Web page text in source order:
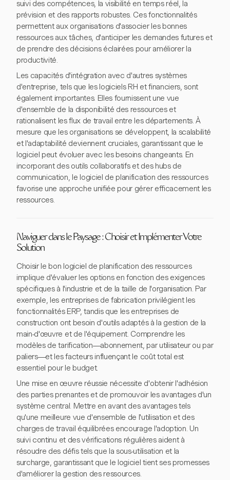
suivi des compétences, la visibilité en temps réel, la
prévision et des rapports robustes. Ces fonctionnalités
permettent aux organisations d'associer les bonnes
ressources aux tâches, d'anticiper les demandes futures et
de prendre des décisions éclairées pour améliorer la
productivité.
Les capacités d'intégration avec d'autres systèmes
d'entreprise, tels que les logiciels RH et financiers, sont
également importantes. Elles fournissent une vue
d'ensemble de la disponibilité des ressources et
rationalisent les flux de travail entre les départements. À
mesure que les organisations se développent, la scalabilité
et l'adaptabilité deviennent cruciales, garantissant que le
logiciel peut évoluer avec les besoins changeants. En
incorporant des outils collaboratifs et des hubs de
communication, le logiciel de planification des ressources
favorise une approche unifiée pour gérer efficacement les
ressources.
Naviguer dans le Paysage : Choisir et Implémenter Votre
Solution
Choisir le bon logiciel de planification des ressources
implique d'évaluer les options en fonction des exigences
spécifiques à l'industrie et de la taille de l'organisation. Par
exemple, les entreprises de fabrication privilégient les
fonctionnalités ERP, tandis que les entreprises de
construction ont besoin d'outils adaptés à la gestion de la
main-d'œuvre et de l'équipement. Comprendre les
modèles de tarification—abonnement, par utilisateur ou par
paliers—et les facteurs influençant le coût total est
essentiel pour le budget.
Une mise en œuvre réussie nécessite d'obtenir l'adhésion
des parties prenantes et de promouvoir les avantages d'un
système central. Mettre en avant des avantages tels
qu'une meilleure vue d'ensemble de l'utilisation et des
charges de travail équilibrées encourage l'adoption. Un
suivi continu et des vérifications régulières aident à
résoudre des défis tels que la sous-utilisation et la
surcharge, garantissant que le logiciel tient ses promesses
d'améliorer la gestion des ressources.